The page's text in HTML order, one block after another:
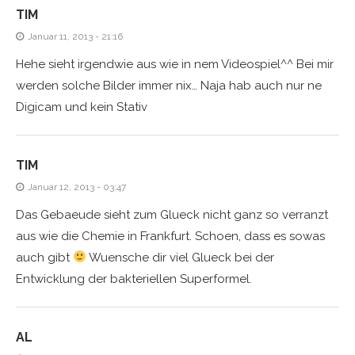
TIM
Januar 11, 2013 - 21:16
Hehe sieht irgendwie aus wie in nem Videospiel^^ Bei mir
werden solche Bilder immer nix… Naja hab auch nur ne
Digicam und kein Stativ
TIM
Januar 12, 2013 - 03:47
Das Gebaeude sieht zum Glueck nicht ganz so verranzt
aus wie die Chemie in Frankfurt. Schoen, dass es sowas
auch gibt
Wuensche dir viel Glueck bei der
Entwicklung der bakteriellen Superformel.
AL